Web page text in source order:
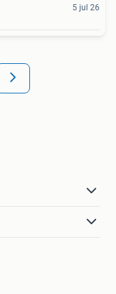
5 jul 26